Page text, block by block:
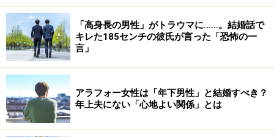
預金を解約しては男に貢いでいたんです。その男に騙さ
れていたんでしょうね。私がそういうことを知ったの
は、父が亡くなってからですが。
――お父さんはいつごろ亡くなったんですか？
サユミ：施設に入ってから1年後くらい。急だったんで
す、心筋梗塞でした。
「高身長の男性」がトラウマに……。結婚話で
キレた185センチの彼氏が言った「恐怖の一
言」
アラフォー女性は「年下男性」と結婚すべき？
年上夫にない「心地よい関係」とは